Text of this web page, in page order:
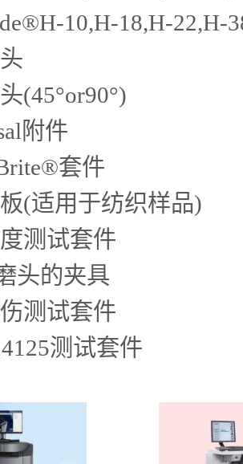
10,H-18,H-22,H-
附件
套件
适用于纺织样品)
试套件
的夹具
试套件
测试套件